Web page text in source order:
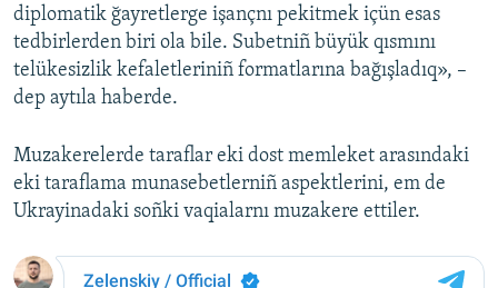
diplomatik ğayretlerge işançnı pekitmek içün esas
tedbirlerden biri ola bile. Subetniñ büyük qısmını
telükesizlik kefaletleriniñ formatlarına bağışladıq», –
dep aytıla haberde.
Muzakerelerde taraflar eki dost memleket arasındaki
eki taraflama munasebetlerniñ aspektlerini, em de
Ukrayinadaki soñki vaqialarnı muzakere ettiler.